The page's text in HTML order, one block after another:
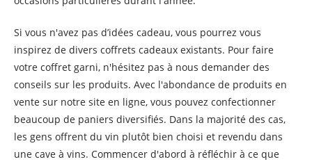
Si vous n'avez pas d’idées cadeau, vous pourrez vous
inspirez de divers coffrets cadeaux existants. Pour faire
votre coffret garni, n'hésitez pas à nous demander des
conseils sur les produits. Avec l'abondance de produits en
vente sur notre site en ligne, vous pouvez confectionner
beaucoup de paniers diversifiés. Dans la majorité des cas,
les gens offrent du vin plutôt bien choisi et revendu dans
une cave à vins. Commencer d'abord à réfléchir à ce que